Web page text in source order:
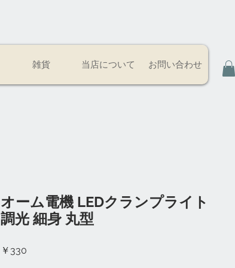
雑貨 当店について お問い合わせ
オーム電機 LEDクランプライト
調光 細身 丸型
￥330